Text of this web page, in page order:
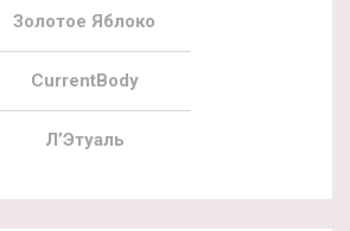
Золотое Яблоко
CurrentBody
Л’Этуаль